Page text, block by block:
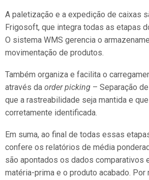
A paletização e a expedição de caixas
Frigosoft, que integra todas as etapas
O sistema WMS gerencia o
movimentação de produtos.
Também organiza e facilita o
através da order picking – Separação
que a rastreabilidade seja mantida e
corretamente identificada.
Em suma, ao final de todas essas
confere os relatórios de média
são apontados os dados comparativos
matéria-prima e o produto acabado.